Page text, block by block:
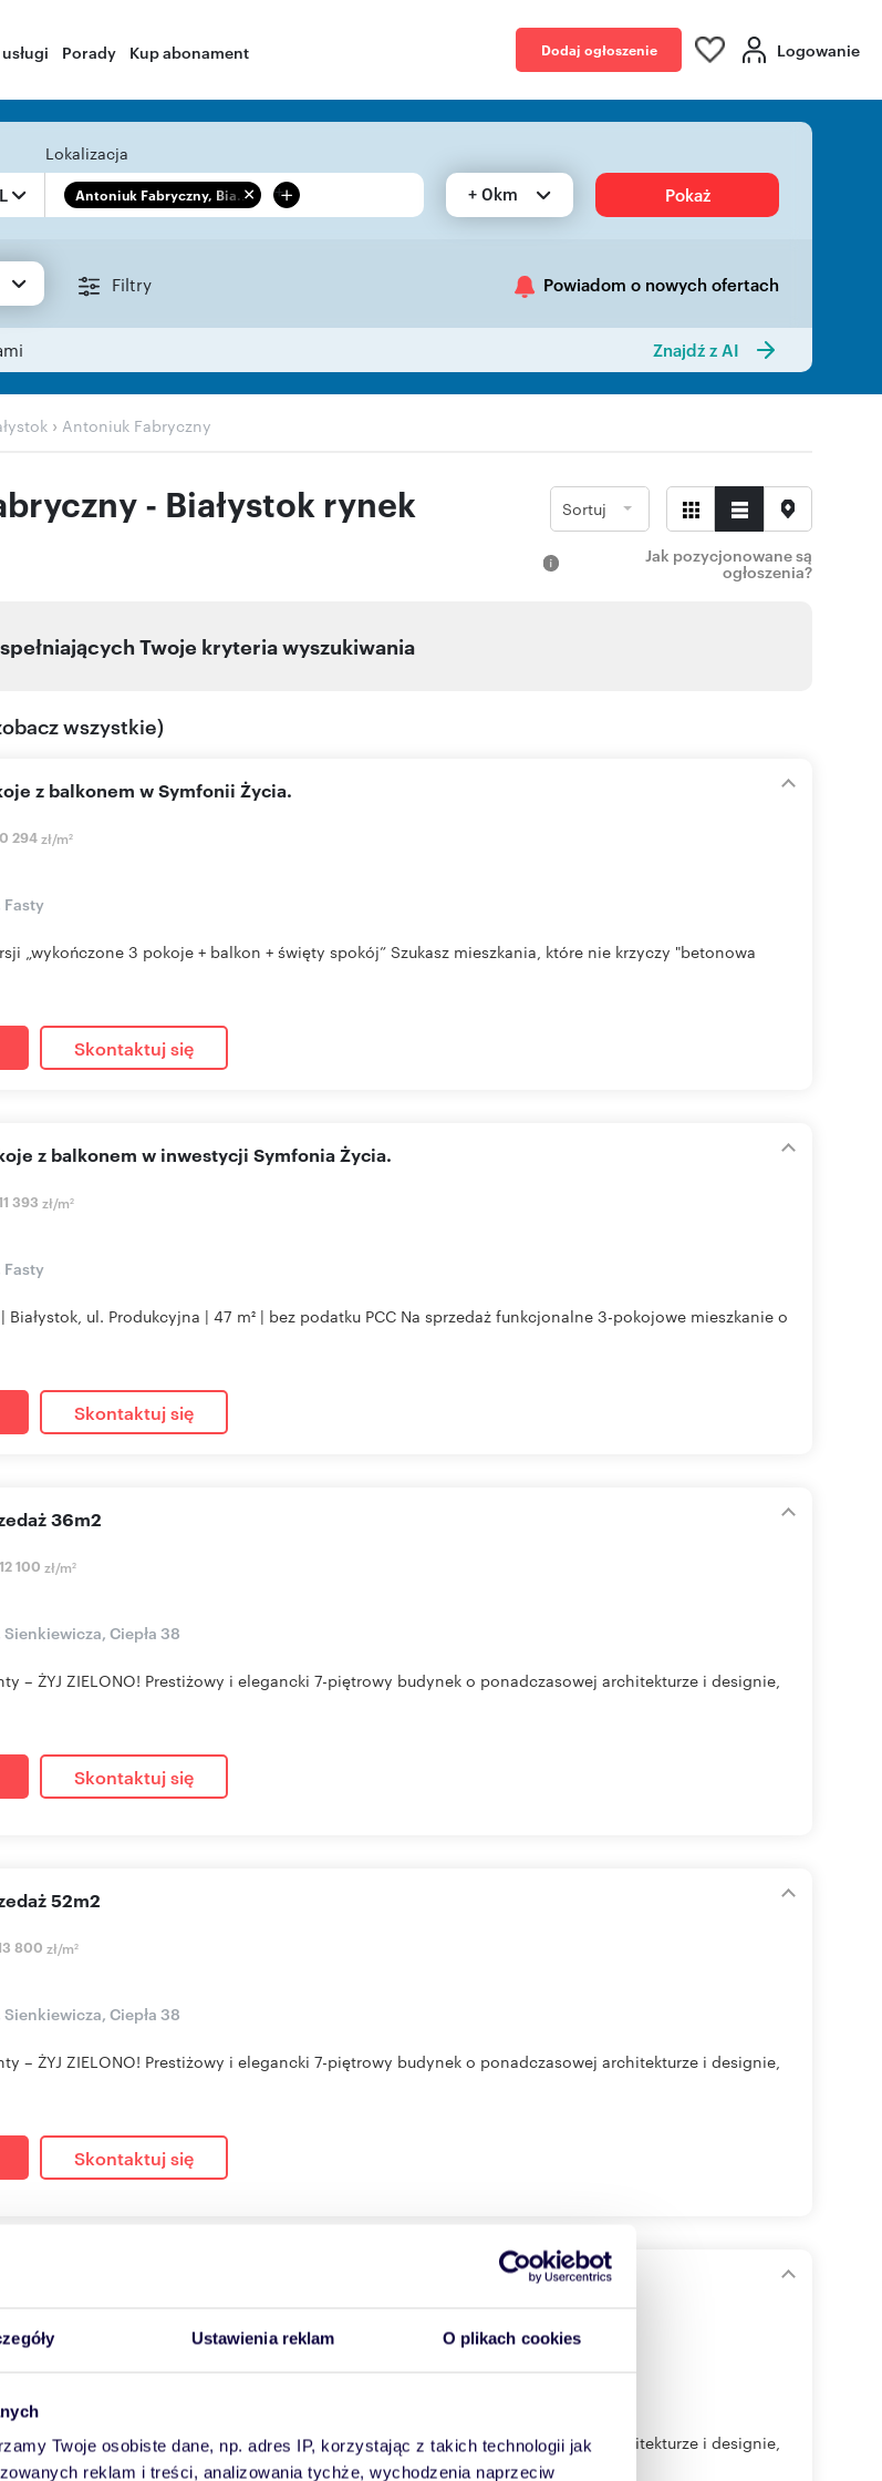
Ustawienia reklam O plikach cookies
Twoje osobiste dane, np. adres IP, korzystając z takich technologii jak
reklam i treści, analizowania tychże, wychodzenia naprzeciw
Porady Kup abonament Dodaj ogłoszenie Logowanie
Lokalizacja
Antoniuk Fabryczny, Bia... + + 0km Pokaż
Filtry Powiadom o nowych ofertach
Znajdź z AI
› Antoniuk Fabryczny
- Białystok rynek
Sortuj
Jak pozycjonowane są
ogłoszenia?
Twoje kryteria wyszukiwania
wszystkie)
294zł/m2
z balkonem w Symfonii Życia.
Fasty
„wykończone 3 pokoje + balkon + święty spokój” Szukasz mieszkania, które nie krzyczy "betonowa
Skontaktuj się
393 zł/m2
z balkonem w inwestycji Symfonia Życia.
Fasty
ul. Produkcyjna | 47 m² | bez podatku PCC Na sprzedaż funkcjonalne 3-pokojowe mieszkanie o
Skontaktuj się
12 100 zł/m2
36m2
Ciepła 38
– ŻYJ ZIELONO! Prestiżowy i elegancki 7-piętrowy budynek o ponadczasowej architekturze i designie,
Skontaktuj się
800 zł/m2
52m2
Ciepła 38
– ŻYJ ZIELONO! Prestiżowy i elegancki 7-piętrowy budynek o ponadczasowej architekturze i designie,
Skontaktuj się
11 900
– ŻYJ ZIELONO! Prestiżowy i elegancki 7-piętrowy budynek o ponadczasowej architekturze i designie,